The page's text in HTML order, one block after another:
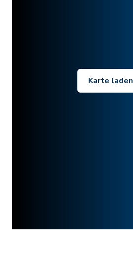
Karte laden